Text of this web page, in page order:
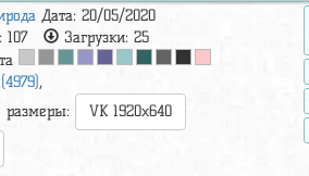
Дата: 20/05/2020
107 Загрузки:25
,
размеры:
VK 1920x640